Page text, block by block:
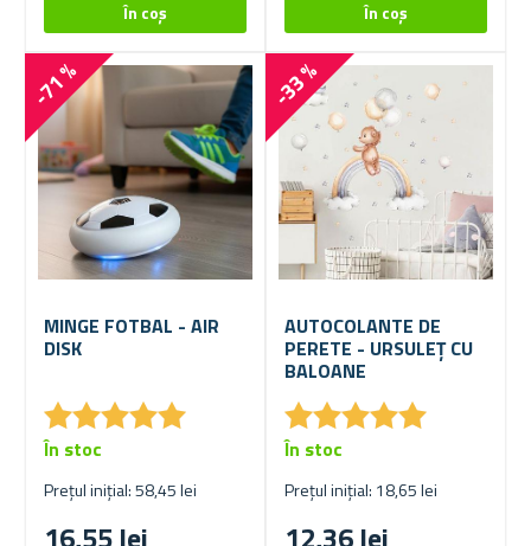
-71 %
MINGE FOTBAL - AIR
DISK
★★★★★
★★★★★
Prețul inițial: 58,45 lei
În stoc
-33 %
AUTOCOLANTE DE
PERETE - URSULEȚ CU
BALOANE
★★★★★
★★★★★
Prețul inițial: 18,65 lei
În stoc